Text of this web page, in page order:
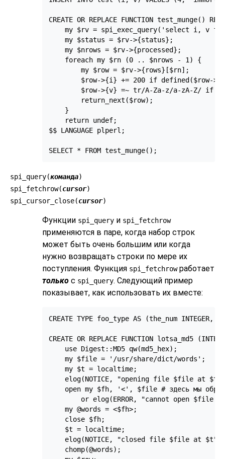
CREATE OR REPLACE FUNCTION test_munge()
my $rv = spi_exec_query('select i, v
    my $status = $rv->{status};
    my $nrows = $rv->{processed};
    foreach my $rn (0 .. $nrows - 1) {
        my $row = $rv->{rows}[$rn];
$row->{i} += 200 if defined($row-
$row->{v} =~ tr/A-Za-z/a-zA-Z/ if
        return_next($row);
    }
    return undef;
$$ LANGUAGE plperl;
SELECT * FROM test_munge();
spi_query(команда)
spi_fetchrow(cursor)
spi_cursor_close(cursor)
Функции spi_query и spi_fetchrow
применяются в паре, когда набор строк
может быть очень большим или когда
нужно возвращать строки по мере их
поступления. Функция spi_fetchrowработает
только с spi_query. Следующий пример
показывает, как использовать их вместе:
CREATE TYPE foo_type AS (the_num INTEGER,
CREATE OR REPLACE FUNCTION lotsa_md5
    use Digest::MD5 qw(md5_hex);
    my $file = '/usr/share/dict/words';
    my $t = localtime;
elog(NOTICE, "opening file $file at $t"
open my $fh, '<', $file # здесь мы
or elog(ERROR, "cannot open $file
    my @words = <$fh>;
    close $fh;
    $t = localtime;
    elog(NOTICE, "closed file $file at $t");
    chomp(@words);